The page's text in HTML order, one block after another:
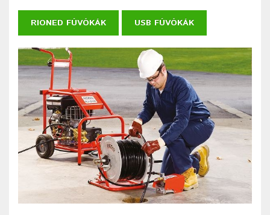
RIONED FÚVÓKÁK USB FÚVÓKÁK